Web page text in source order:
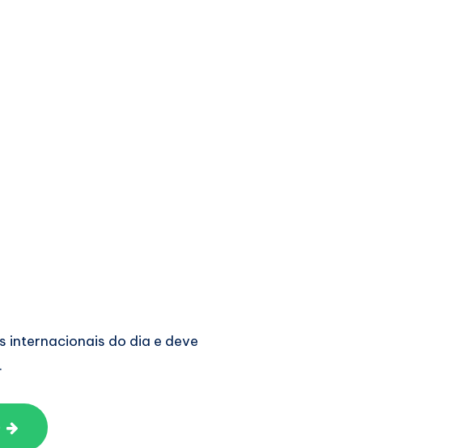
internacionais do dia e deve